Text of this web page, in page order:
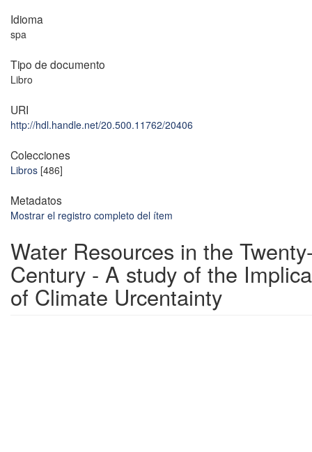
Idioma
spa
Tipo de documento
Libro
URI
http://hdl.handle.net/20.500.11762/20406
Colecciones
Libros [486]
Metadatos
Mostrar el registro completo del ítem
Water Resources in the
Century - A study of the
of Climate Urcentainty